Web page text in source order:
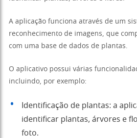
A aplicação funciona através de um
reconhecimento de imagens, que
com uma base de dados de plantas.
O aplicativo possui várias
incluindo, por exemplo:
Identificação de plantas: a
identificar plantas, árvores e
foto.